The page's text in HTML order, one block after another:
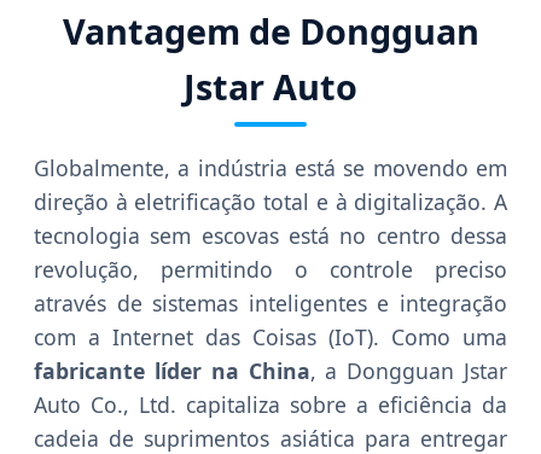
Vantagem de Dongguan
Jstar Auto
Globalmente, a indústria está se movendo em
direção à eletrificação total e à digitalização. A
tecnologia sem escovas está no centro dessa
revolução, permitindo o controle preciso
através de sistemas inteligentes e integração
com a Internet das Coisas (IoT). Como uma
fabricante líder na China, a Dongguan Jstar
Auto Co., Ltd. capitaliza sobre a eficiência da
cadeia de suprimentos asiática para entregar